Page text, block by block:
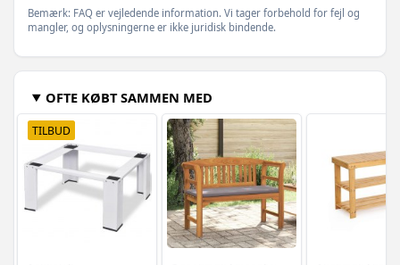
Bemærk: FAQ er vejledende information. Vi tager forbehold for fejl og
mangler, og oplysningerne er ikke juridisk bindende.
OFTE KØBT SAMMEN MED
TILBUD